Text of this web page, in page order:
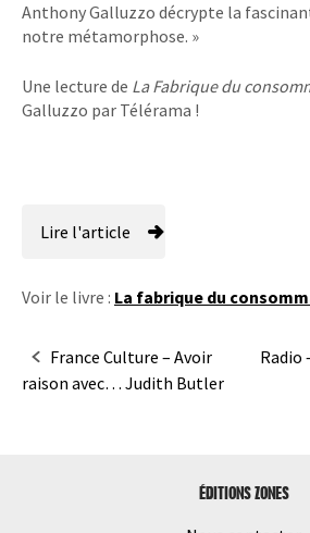
Anthony Galluzzo décrypte la
notre métamorphose. »
Une lecture de La Fabrique du
Galluzzo par Télérama !
Lire l'article
Voir le livre : La fabrique du
Navigation
France Culture – Avoir
raison avec… Judith Butler
Radio
ÉDITIONS ZONES